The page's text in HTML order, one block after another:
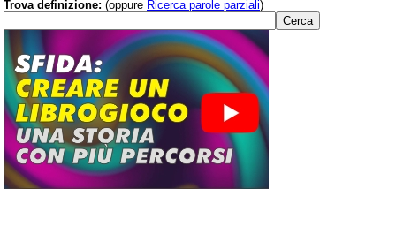
Trova definizione: (oppure Ricerca parole parziali)